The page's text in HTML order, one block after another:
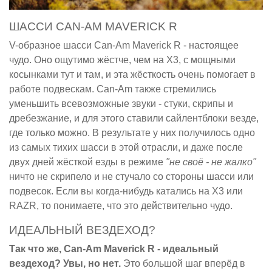
ШАССИ CAN-AM MAVERICK R
V-образное шасси Can-Am Maverick R - настоящее
чудо. Оно ощутимо жёстче, чем на X3, с мощными
косынками тут и там, и эта жёсткость очень помогает в
работе подвескам. Can-Am также стремились
уменьшить всевозможные звуки - стуки, скрипы и
дребезжание, и для этого ставили сайлентблоки везде,
где только можно. В результате у них получилось одно
из самых тихих шасси в этой отрасли, и даже после
двух дней жёсткой езды в режиме "не своё - не жалко"
ничто не скрипело и не стучало со стороны шасси или
подвесок. Если вы когда-нибудь катались на X3 или
RAZR, то понимаете, что это действительно чудо.
ИДЕАЛЬНЫЙ ВЕЗДЕХОД?
Так что же, Can-Am Maverick R - идеальный
вездеход? Увы, но нет. Это большой шаг вперёд в